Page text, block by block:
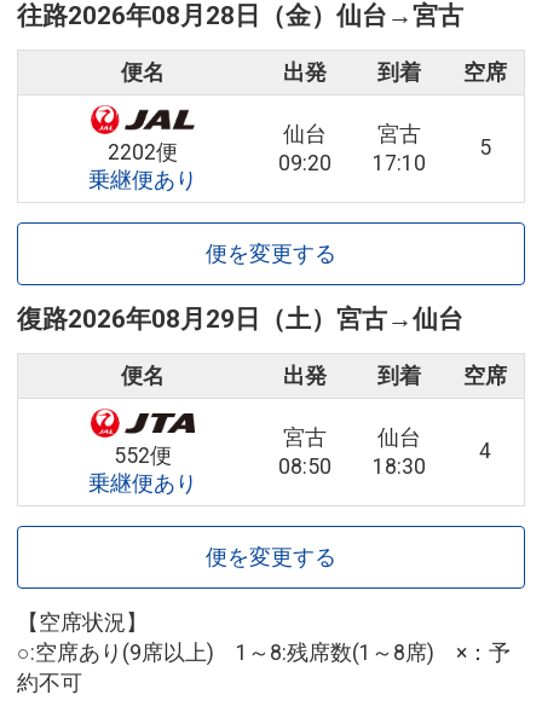
往路2026年08月28日（金） 仙台 →宮古
便名 出発 到着 空席
2202便
乗継便あり
仙台
09:20
宮古
17:10
5
便を変更する
復路2026年08月29日（土） 宮古→仙台
便名 出発 到着 空席
552便
乗継便あり
宮古
08:50
仙台
18:30
4
便を変更する
【空席状況】
○:空席あり(9席以上) 1～8:残席数(1～8席) ×：予
約不可